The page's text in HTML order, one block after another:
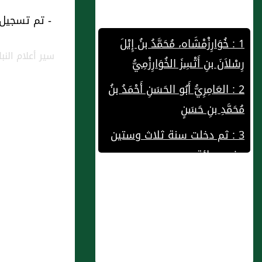
1 : خُوَارِزْمْشَاه، مُحَمَّدُ بنُ إِيْلَ
رِسْلاَنَ بنِ أَتْسِزَ الخُوَارِزْمِيُّ
2 : العَامِرِيُّ أَبُو الحَسَنِ أَحْمَدُ بنُ
مُحَمَّدِ بنِ حَسَنٍ
3 : ثم دخلت سنة ثلاث وستين
وخمسمائة
- تم تسجيل
سير أعلام